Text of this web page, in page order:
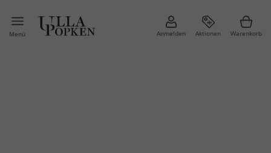
Menü Anmelden Aktionen Warenkorb